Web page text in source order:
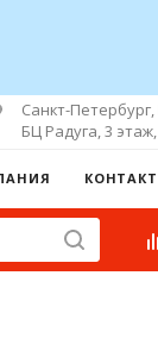
Санкт-
БЦ Радуга, 3